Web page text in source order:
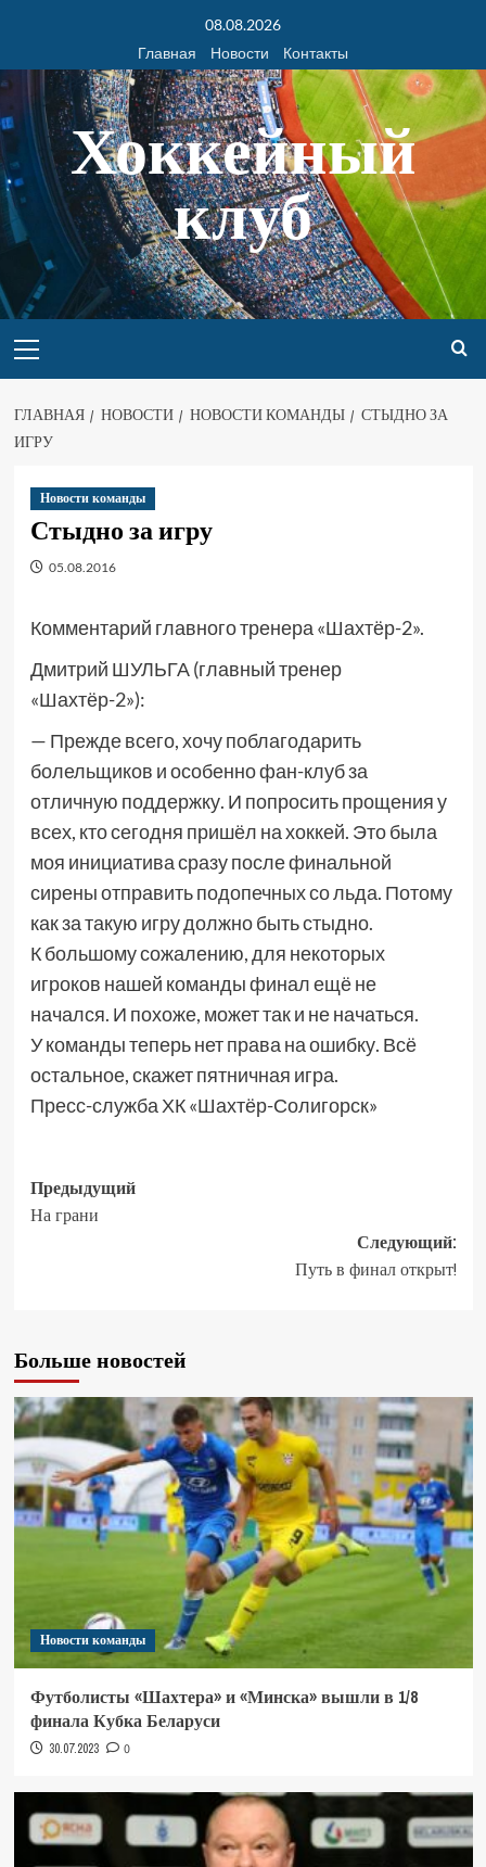
08.08.2026
Главная
Новости Контакты
Хоккейный
клуб
ГЛАВНАЯ НОВОСТИ НОВОСТИ КОМАНДЫ
СТЫДНО ЗА
ИГРУ
Новости команды
Стыдно за игру
05.08.2016
Комментарий главного тренера «Шахтёр-2».
Дмитрий ШУЛЬГА (главный тренер
«Шахтёр-2»):
— Прежде всего, хочу поблагодарить
болельщиков и особенно фан-клуб за
отличную поддержку. И попросить прощения у
всех, кто сегодня пришёл на хоккей. Это была
моя инициатива сразу после финальной
сирены отправить подопечных со льда. Потому
как за такую игру должно быть стыдно.
К большому сожалению, для некоторых
игроков нашей команды финал ещё не
начался. И похоже, может так и не начаться.
У команды теперь нет права на ошибку. Всё
остальное, скажет пятничная игра.
Пресс-служба ХК «Шахтёр-Солигорск»
Предыдущий
На грани
Следующий:
Путь в финал открыт!
Больше новостей
Новости команды
Футболисты «Шахтера» и «Минска» вышли в 1/8
финала Кубка Беларуси
30.07.2023 0